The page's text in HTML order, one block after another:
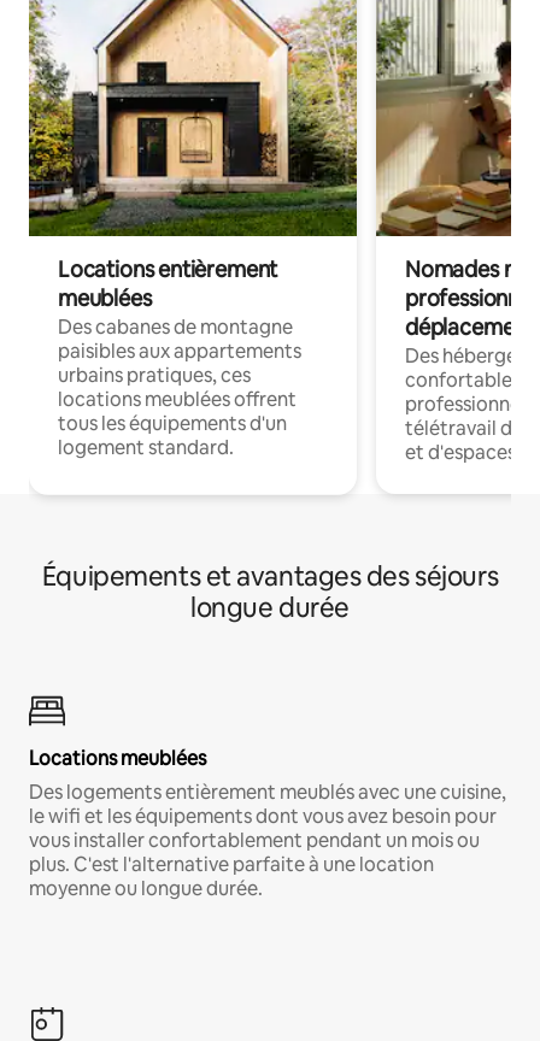
Locations entièrement
meublées
Des cabanes de montagne
paisibles aux appartements
urbains pratiques, ces
locations meublées offrent
tous les équipements d'un
logement standard.
Nomades
déplacement
Des
confortables
professionnels
télétravail
et d'espaces
Équipements et avantages des séjours
longue durée
Locations meublées
Des logements entièrement meublés avec une cuisine,
le wifi et les équipements dont vous avez besoin pour
vous installer confortablement pendant un mois ou
plus. C'est l'alternative parfaite à une location
moyenne ou longue durée.